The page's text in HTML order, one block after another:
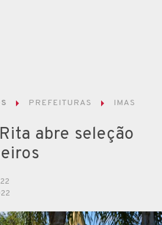
PREFEITURAS IMAS
abre seleção